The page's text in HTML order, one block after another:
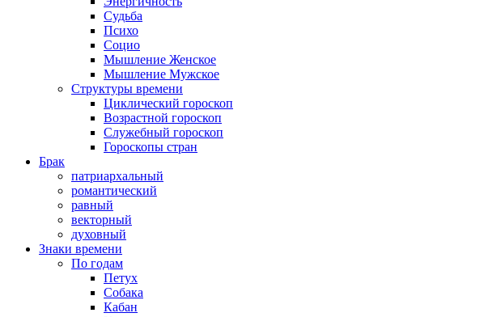
Судьба
Психо
Социо
Мышление Женское
Мышление Мужское
Структуры времени
Циклический гороскоп
Возрастной гороскоп
Служебный гороскоп
Гороскопы стран
Брак
патриархальный
романтический
равный
векторный
духовный
Знаки времени
По годам
Петух
Собака
Кабан